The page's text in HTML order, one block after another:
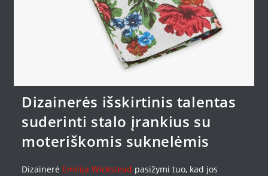
Dizainerės išskirtinis talentas
suderinti stalo įrankius su
moteriškomis suknelėmis
Dizainerė Emilija Wickstead pasižymi tuo, kad jos